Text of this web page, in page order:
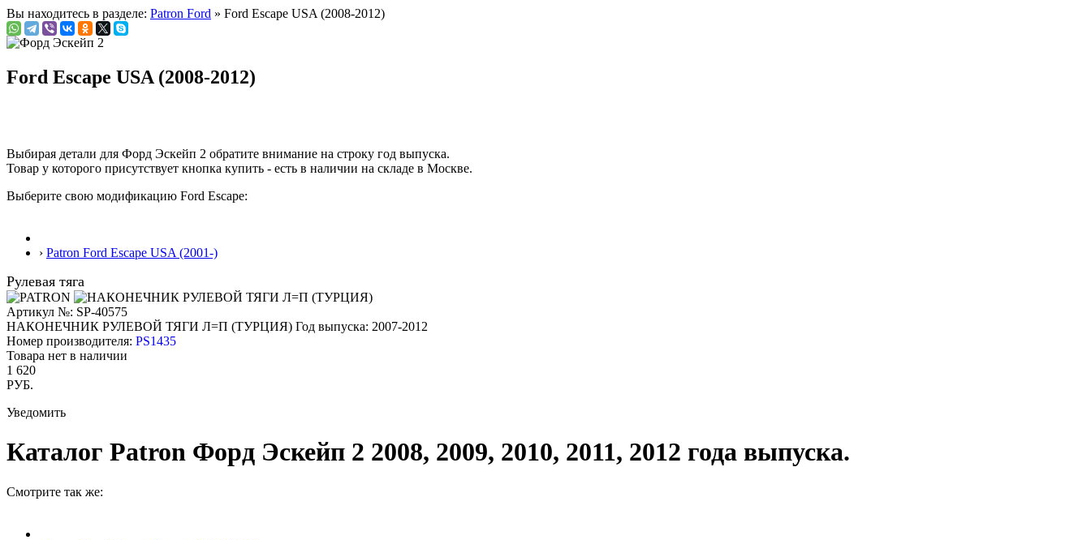
Вы находитесь в разделе: Patron Ford » Ford Escape USA (2008-2012)
Ford Escape USA (2008-2012)
Выбирая детали для Форд Эскейп 2 обратите внимание на строку год выпуска.
Товар у которого присутствует кнопка купить - есть в наличии на складе в Москве.
Выберите свою модификацию Ford Escape:
› Patron Ford Escape USA (2001-)
Рулевая тяга
Артикул №: SP-40575
НАКОНЕЧНИК РУЛЕВОЙ ТЯГИ Л=П (ТУРЦИЯ) Год выпуска: 2007-2012
Номер производителя: PS1435
Товара нет в наличии
1 620
РУБ.
Уведомить
Каталог Patron Форд Эскейп 2 2008, 2009, 2010, 2011, 2012 года выпуска.
Смотрите так же: